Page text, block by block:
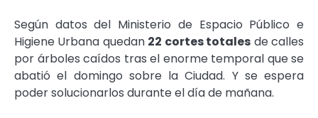
Según datos del Ministerio de Espacio Público e
Higiene Urbana quedan 22 cortes totales de calles
por árboles caídos tras el enorme temporal que se
abatió el domingo sobre la Ciudad. Y se espera
poder solucionarlos durante el día de mañana.